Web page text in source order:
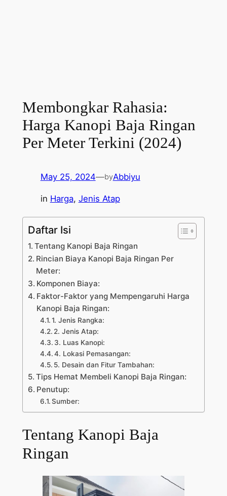
Membongkar Rahasia:
Harga Kanopi Baja Ringan
Per Meter Terkini (2024)
May 25, 2024—byAbbiyu
in Harga, Jenis Atap
Daftar Isi
Tentang Kanopi Baja Ringan
Rincian Biaya Kanopi Baja Ringan Per
Meter:
Komponen Biaya:
Faktor-Faktor yang Mempengaruhi Harga
Kanopi Baja Ringan:
1. Jenis Rangka:
2. Jenis Atap:
3. Luas Kanopi:
4. Lokasi Pemasangan:
5. Desain dan Fitur Tambahan:
Tips Hemat Membeli Kanopi Baja Ringan:
Penutup:
Sumber:
Tentang Kanopi Baja
Ringan